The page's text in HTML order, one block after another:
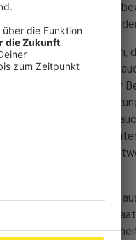
zulässig.
in Hallen wieder
Anlass darauf hin,
müssen. Dies gilt
besteht, dass Teile der
müssten. - Die
Nasen-Schutzes sowie
bis zum 29. Juni
an das
der Krisenstäbe ist
Die Seiten der NRW-
für Arbeit,